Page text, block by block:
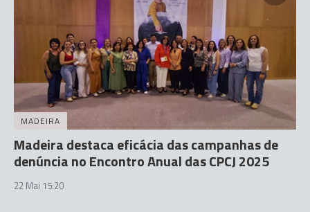
MADEIRA
Madeira destaca eficácia das campanhas de
denúncia no Encontro Anual das CPCJ 2025
22 Mai 15:20